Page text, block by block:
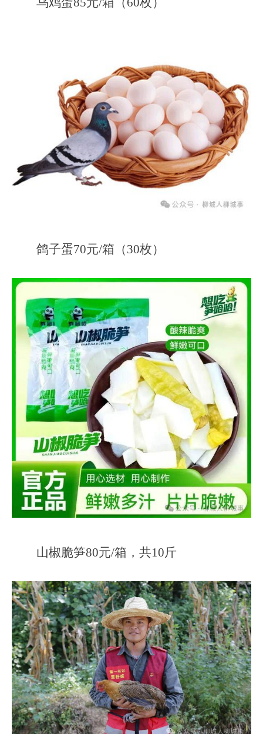
鸽子蛋70元/箱（30枚）
山椒脆笋80元/箱，共10斤